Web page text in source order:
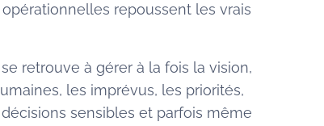
repoussent les vrais
retrouve à gérer à la fois la vision,
les imprévus, les priorités,
sensibles et parfois même